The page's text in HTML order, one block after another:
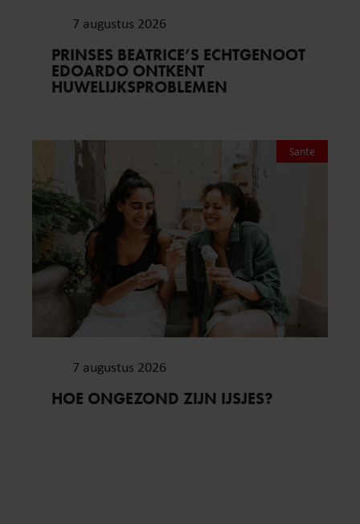
7 augustus 2026
PRINSES BEATRICE’S ECHTGENOOT
EDOARDO ONTKENT
HUWELIJKSPROBLEMEN
Sante
7 augustus 2026
HOE ONGEZOND ZIJN IJSJES?